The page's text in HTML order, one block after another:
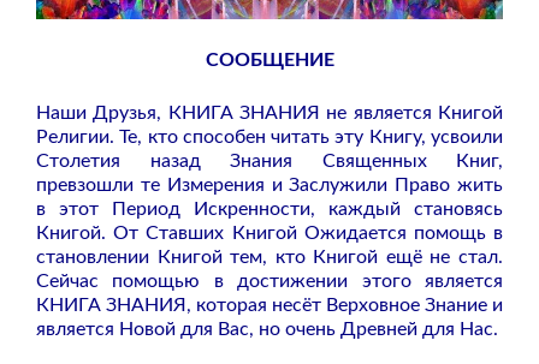
СООБЩЕНИЕ
Наши Друзья, КНИГА ЗНАНИЯ не является Книгой
Религии. Те, кто способен читать эту Книгу, усвоили
Столетия назад Знания Священных Книг,
превзошли те Измерения и Заслужили Право жить
в этот Период Искренности, каждый становясь
Книгой. От Ставших Книгой Ожидается помощь в
становлении Книгой тем, кто Книгой ещё не стал.
Сейчас помощью в достижении этого является
КНИГА ЗНАНИЯ, которая несёт Верховное Знание и
является Новой для Вас, но очень Древней для Нас.